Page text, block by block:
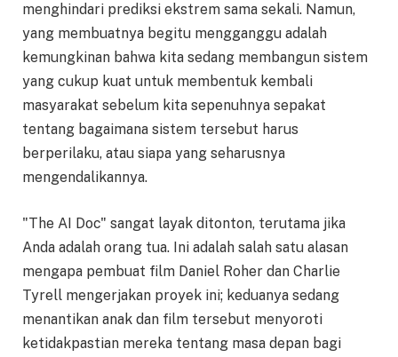
menghindari prediksi ekstrem sama sekali. Namun,
yang membuatnya begitu mengganggu adalah
kemungkinan bahwa kita sedang membangun sistem
yang cukup kuat untuk membentuk kembali
masyarakat sebelum kita sepenuhnya sepakat
tentang bagaimana sistem tersebut harus
berperilaku, atau siapa yang seharusnya
mengendalikannya.
"The AI Doc" sangat layak ditonton, terutama jika
Anda adalah orang tua. Ini adalah salah satu alasan
mengapa pembuat film Daniel Roher dan Charlie
Tyrell mengerjakan proyek ini; keduanya sedang
menantikan anak dan film tersebut menyoroti
ketidakpastian mereka tentang masa depan bagi